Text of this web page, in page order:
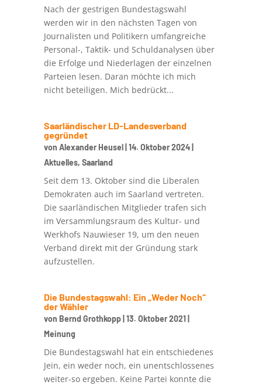
Nach der gestrigen Bundestagswahl
werden wir in den nächsten Tagen von
Journalisten und Politikern umfangreiche
Personal-, Taktik- und Schuldanalysen über
die Erfolge und Niederlagen der einzelnen
Parteien lesen. Daran möchte ich mich
nicht beteiligen. Mich bedrückt...
Saarländischer LD-Landesverband
gegründet
von Alexander Heusel| 14. Oktober 2024|
Aktuelles, Saarland
Seit dem 13. Oktober sind die Liberalen
Demokraten auch im Saarland vertreten.
Die saarländischen Mitglieder trafen sich
im Versammlungsraum des Kultur- und
Werkhofs Nauwieser 19, um den neuen
Verband direkt mit der Gründung stark
aufzustellen.
Die Bundestagswahl: Ein „Weder Noch“
der Wähler
von Bernd Grothkopp| 13. Oktober 2021|
Meinung
Die Bundestagswahl hat ein entschiedenes
Jein, ein weder noch, ein unentschlossenes
weiter-so ergeben. Keine Partei konnte die